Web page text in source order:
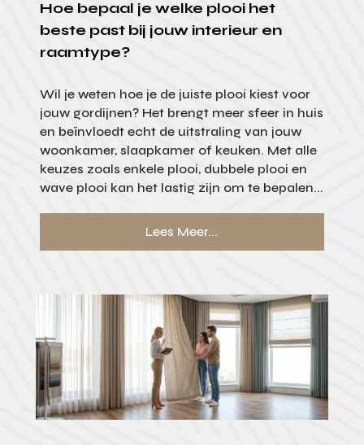
Hoe bepaal je welke plooi het
beste past bij jouw interieur en
raamtype?
Wil je weten hoe je de juiste plooi kiest voor
jouw gordijnen? Het brengt meer sfeer in huis
en beïnvloedt echt de uitstraling van jouw
woonkamer, slaapkamer of keuken. Met alle
keuzes zoals enkele plooi, dubbele plooi en
wave plooi kan het lastig zijn om te bepalen...
Lees Meer...